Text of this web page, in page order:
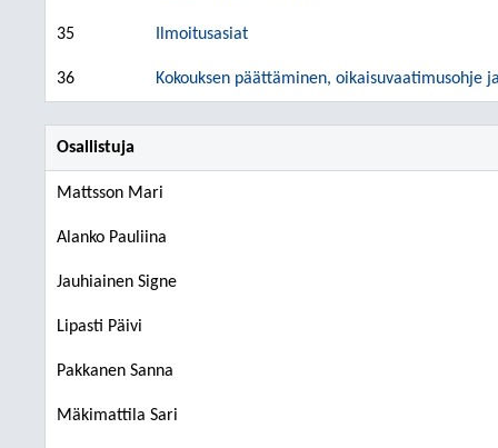
35 Ilmoitusasiat
36 Kokouksen päättäminen, oikaisuvaatimusohje
Osallistuja
Mattsson Mari
Alanko Pauliina
Jauhiainen Signe
Lipasti Päivi
Pakkanen Sanna
Mäkimattila Sari